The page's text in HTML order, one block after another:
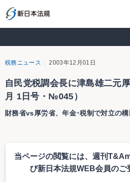
税務ニュース 2003年12月01日
自民党税調会長に津島雄二元
月 1日号・№045）
財務省vs厚労省、年金･税制で対立の構
自由民主党の額賀政調会長は、自民党の税制
二氏（青森一区選出）、税制調査会小委員長
当ページの閲覧には、週刊
び新日本法規WEB会員のご